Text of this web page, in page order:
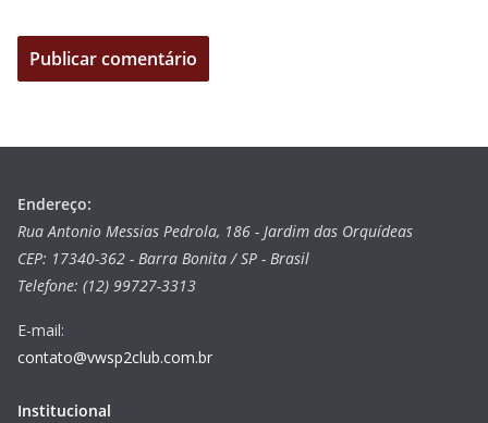
Endereço:
Rua Antonio Messias Pedrola, 186 - Jardim das Orquídeas
CEP: 17340-362 - Barra Bonita / SP - Brasil
Telefone: (12) 99727-3313
E-mail:
contato@vwsp2club.com.br
Institucional